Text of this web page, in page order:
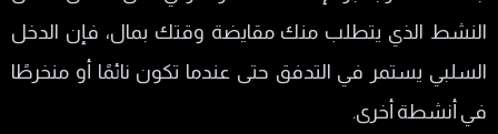
النشط الذي يتطلب منك مقايضة وقتك بمال، فإن الدخل
السلبي يستمر في التدفق حتى عندما تكون نائمًا أو منخرطًا
في أنشطة أخرى.